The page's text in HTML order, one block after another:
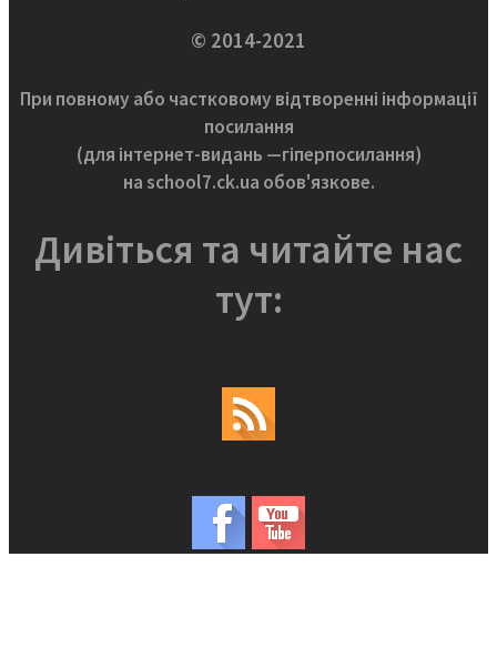
© 2014-2021
При повному або частковому відтворенні інформації
посилання
(для інтернет-видань —гіперпосилання)
на school7.ck.ua обов'язкове.
Дивіться та читайте нас
тут: